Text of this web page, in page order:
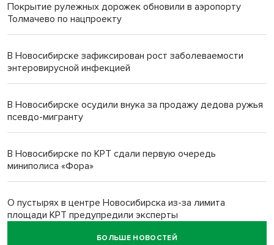
Покрытие рулежных дорожек обновили в аэропорту
Толмачево по нацпроекту
В Новосибирске зафиксирован рост заболеваемости
энтеровирусной инфекцией
В Новосибирске осудили внука за продажу дедова ружья
псевдо-мигранту
В Новосибирске по КРТ сдали первую очередь
миниполиса «Фора»
О пустырях в центре Новосибирска из-за лимита
площади КРТ предупредили эксперты
БОЛЬШЕ НОВОСТЕЙ